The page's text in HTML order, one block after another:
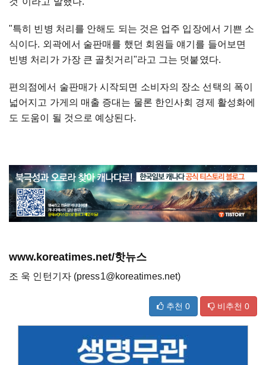
"특히 빈병 처리를 안해도 되는 것은 업주 입장에서 기쁜 소
식이다. 외곽에서 술판매를 했던 회원들 얘기를 들어보면
빈병 처리가 가장 큰 골칫거리"라고 그는 덧붙였다.
편의점에서 술판매가 시작되면 소비자의 장소 선택의 폭이
넓어지고 가게의 매출 증대는 물론 한인사회 경제 활성화에
도 도움이 될 것으로 예상된다.
www.koreatimes.net/핫뉴스
조 욱 인턴기자 (press1@koreatimes.net)
추천 0 비추천 0